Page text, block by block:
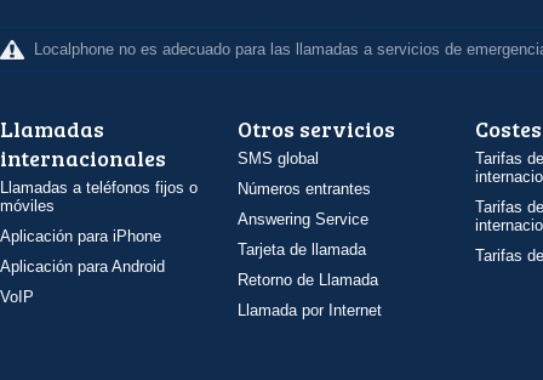
Localphone no es adecuado para las llamadas a servicios de
Llamadas
internacionales
Llamadas a teléfonos fijos o
móviles
Aplicación para iPhone
Aplicación para Android
VoIP
Otros servicios
SMS global
Números entrantes
Answering Service
Tarjeta de llamada
Retorno de Llamada
Llamada por Internet
Costes
Tarifas
Tarifas
Tarifas